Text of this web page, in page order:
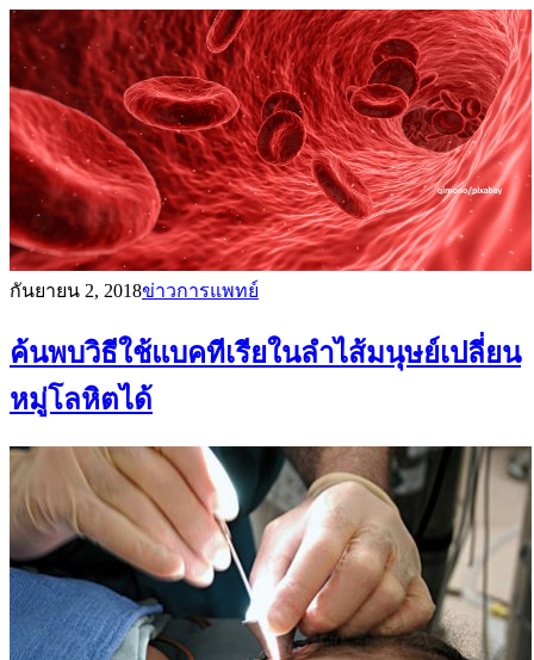
กันยายน 2, 2018ข่าวการแพทย์
ค้นพบวิธีใช้แบคทีเรียในลำไส้มนุษย์เปลี่ยน
หมู่โลหิตได้